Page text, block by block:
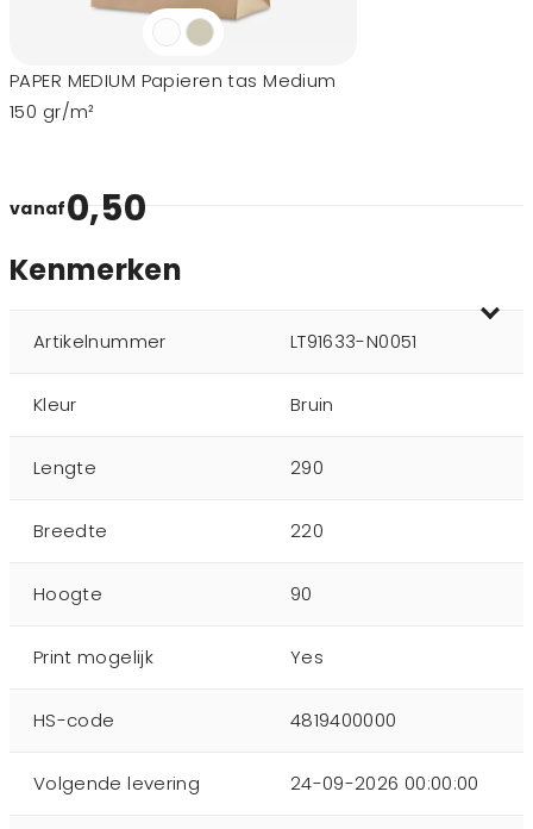
PAPER MEDIUM Papieren tas Medium
150 gr/m²
vanaf0,50
Kenmerken
Artikelnummer LT91633-N0051
Kleur Bruin
Lengte 290
Breedte 220
Hoogte 90
Print mogelijk Yes
HS-code 4819400000
Volgende levering 24-09-2026 00:00:00